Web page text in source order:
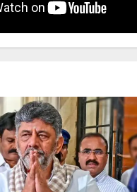
ರಾಜ್ಯ
ಪ್ರಮಾಣವಚನ ಸಾಧ್ಯತೆ.. ಇಲ್ಲಿದೆ
ಲಿಸ್ಟ್‌!
3, 2026 0